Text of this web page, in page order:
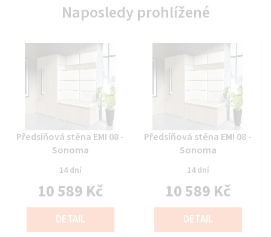
Naposledy prohlížené
Průměrné
hodnocení
produktu
je
0,0
5
hvězdiček.
Předsíňová stěna EMI 08 -
Sonoma
14 dní
10 589 Kč
Měrná
cena:
DETAIL
Průměrné
hodnocení
produktu
je
0,0
5
hvězdiček.
Předsíňová stěna EMI 08 -
Sonoma
14 dní
10 589 Kč
Měrná
cena:
DETAIL